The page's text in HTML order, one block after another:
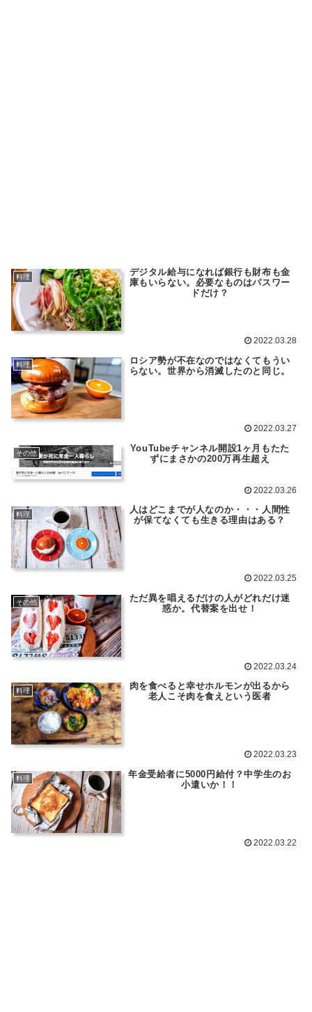
料理
デジタル給与になれば銀行も財布も金
庫もいらない。必要なものはパスワー
ドだけ？
2022.03.28
料理
ロシア勢が不在なのではなくてもうい
らない。世界から消滅したのと同じ。
2022.03.27
その他
YouTubeチャンネル開設1ヶ月もたた
ずにまさかの200万再生超え
2022.03.26
料理
人はどこまでが人なのか・・・人間性
が保てなくても生きる理由はある？
2022.03.25
その他
ただ異を唱えるだけの人がどれだけ迷
惑か。代替案を出せ！
2022.03.24
料理
肉を食べると幸せホルモンが出るから
老人こそ肉を食えという医者
2022.03.23
料理
年金受給者に5000円給付？中学生のお
小遣いか！！
2022.03.22